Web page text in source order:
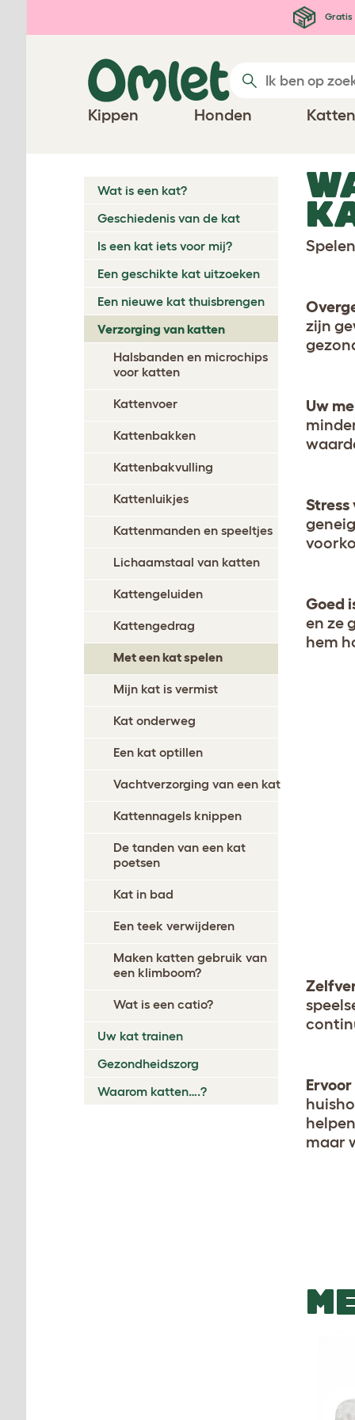
Gratis
Kippen Honden
Wat is een kat?
Geschiedenis van de kat
Is een kat iets voor mij?
Een geschikte kat uitzoeken
Een nieuwe kat thuisbrengen
Verzorging van katten
Halsbanden en microchips
voor katten
Kattenvoer
Kattenbakken
Kattenbakvulling
Kattenluikjes
Kattenmanden en speeltjes
Lichaamstaal van katten
Kattengeluiden
Kattengedrag
Met een kat spelen
Mijn kat is vermist
Kat onderweg
Een kat optillen
Vachtverzorging van een kat
Kattennagels knippen
De tanden van een kat
poetsen
Kat in bad
Een teek verwijderen
Maken katten gebruik van
een klimboom?
Wat is een catio?
Uw kat trainen
Gezondheidszorg
Waarom katten….?
zijn
Uw
Goed
en ze
hem
maar